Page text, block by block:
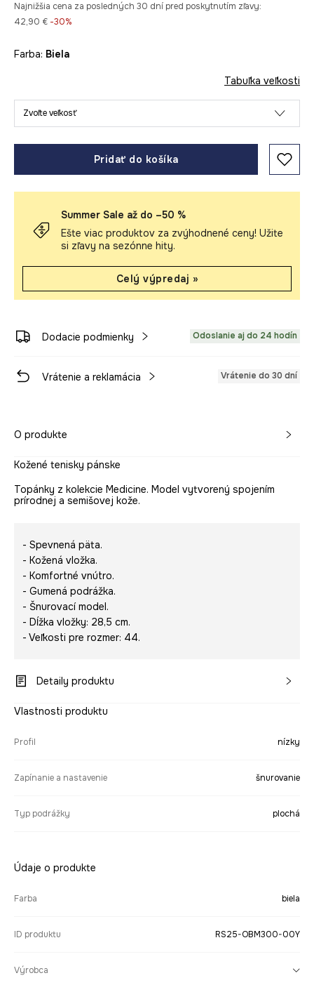
Najnižšia cena za posledných 30 dní pred poskytnutím zľavy:
42,90 € -30%
Farba: biela
Tabuľka veľkosti
Zvoľte veľkosť
Pridať do košíka
Summer Sale až do –50 %
Ešte viac produktov za zvýhodnené ceny! Užite
si zľavy na sezónne hity.
Celý výpredaj »
Dodacie podmienky Odoslanie aj do 24 hodín
Vrátenie a reklamácia Vrátenie do 30 dní
O produkte
Kožené tenisky pánske
Topánky z kolekcie Medicine. Model vytvorený spojením
prírodnej a semišovej kože.
- Spevnená päta.
- Kožená vložka.
- Komfortné vnútro.
- Gumená podrážka.
- Šnurovací model.
- Dĺžka vložky: 28,5 cm.
- Veľkosti pre rozmer: 44.
Detaily produktu
Vlastnosti produktu
Profil nízky
Zapínanie a nastavenie šnurovanie
Typ podrážky plochá
Údaje o produkte
Farba biela
ID produktu RS25-OBM300-00Y
Výrobca